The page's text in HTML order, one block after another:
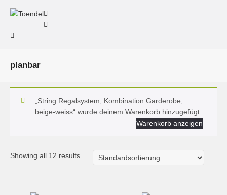
planbar
„String Regalsystem, Kombination Garderobe,
beige-weiss“ wurde deinem Warenkorb hinzugefügt.
Warenkorb anzeigen
Showing all 12 results